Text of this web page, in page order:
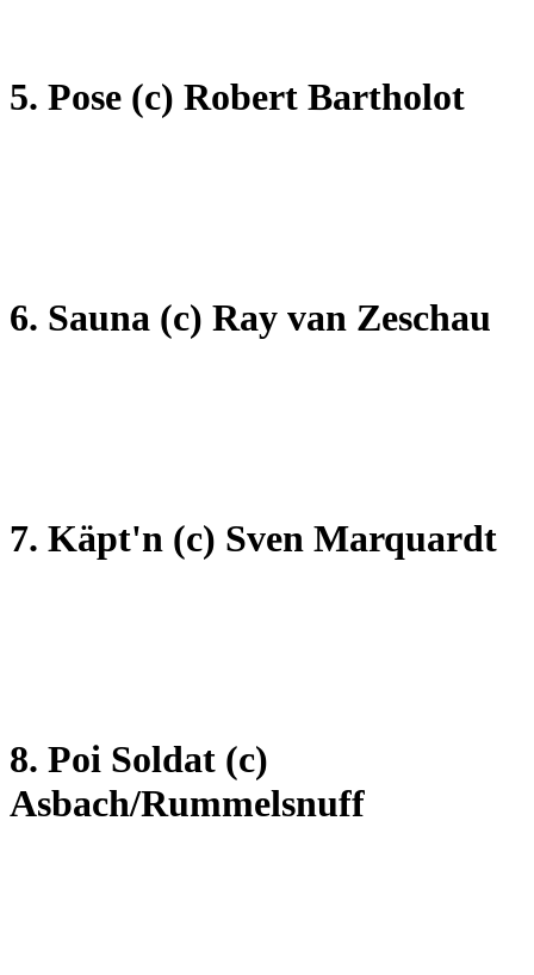
5. Pose (c) Robert Bartholot
6. Sauna (c) Ray van Zeschau
7. Käpt'n (c) Sven Marquardt
8. Poi Soldat (c)
Asbach/Rummelsnuff